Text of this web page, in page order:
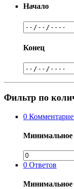
Начало
Конец
Фильтр по
0
Минимальное
0 Ответов
Минимальное